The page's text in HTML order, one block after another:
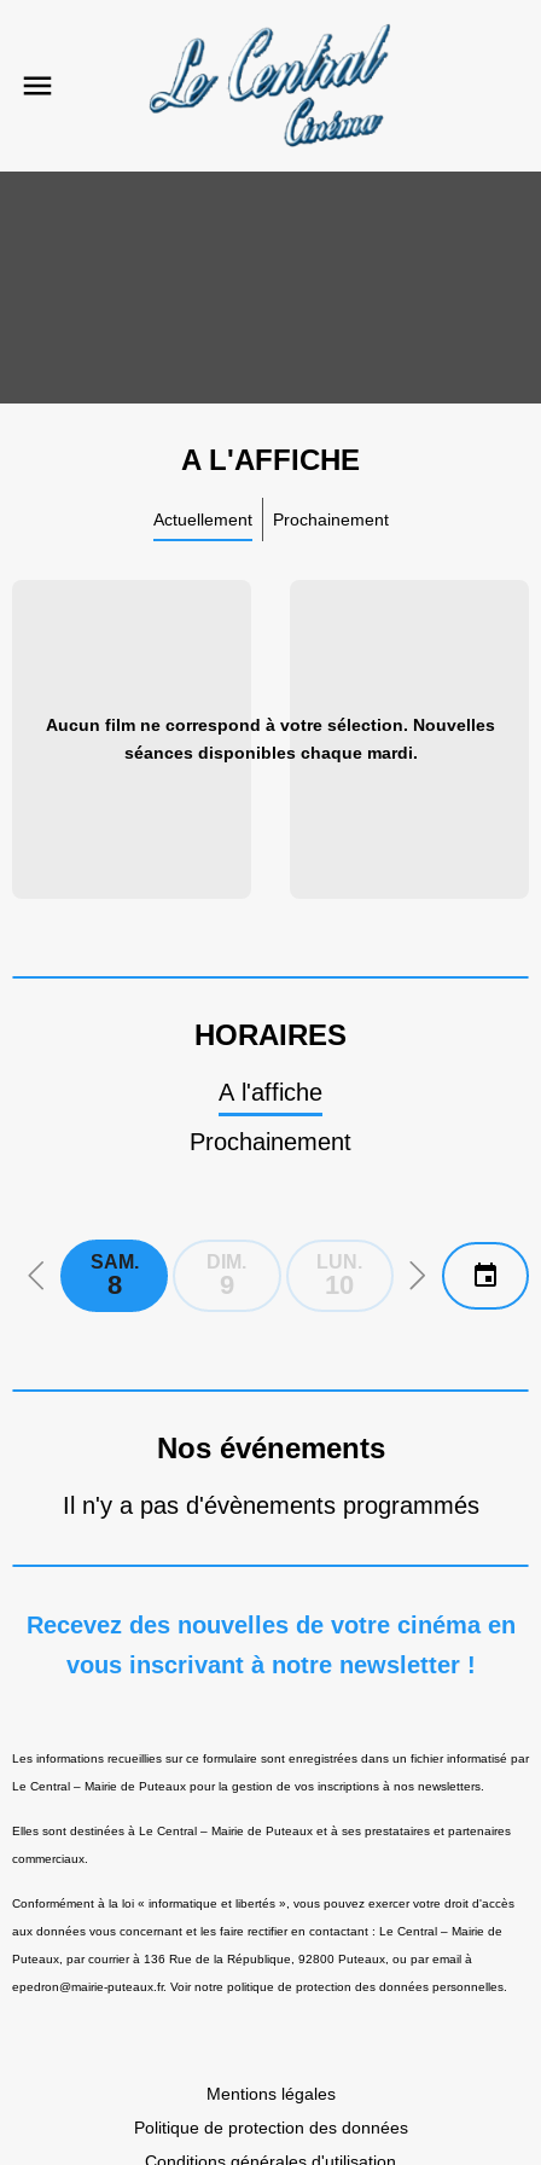
A L'AFFICHE
Actuellement Prochainement
Aucun film ne correspond à votre sélection. Nouvelles
séances disponibles chaque mardi.
HORAIRES
A l'affiche
Prochainement
SAM.
8
DIM.
9
LUN.
10
MAR.
11
Nos événements
Il n'y a pas d'évènements programmés
Recevez des nouvelles de votre cinéma en
vous inscrivant à notre newsletter !
Les informations recueillies sur ce formulaire sont enregistrées dans un fichier informatisé par
Le Central – Mairie de Puteaux pour la gestion de vos inscriptions à nos newsletters.
Elles sont destinées à Le Central – Mairie de Puteaux et à ses prestataires et partenaires
commerciaux.
Conformément à la loi « informatique et libertés », vous pouvez exercer votre droit d'accès
aux données vous concernant et les faire rectifier en contactant : Le Central – Mairie de
Puteaux, par courrier à 136 Rue de la République, 92800 Puteaux, ou par email à
epedron@mairie-puteaux.fr. Voir notre politique de protection des données personnelles.
Mentions légales
Politique de protection des données
Conditions générales d'utilisation